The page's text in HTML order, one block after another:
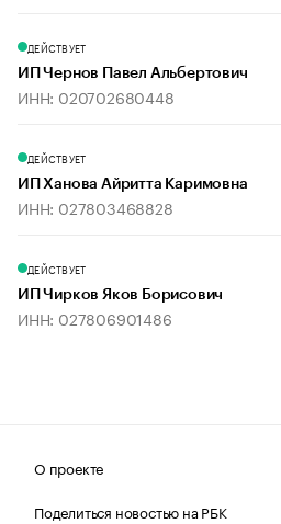
ДЕЙСТВУЕТ
ИП Чернов Павел Альбертович
ИНН: 020702680448
ДЕЙСТВУЕТ
ИП Ханова Айритта Каримовна
ИНН: 027803468828
ДЕЙСТВУЕТ
ИП Чирков Яков Борисович
ИНН: 027806901486
О проекте
Поделиться новостью на РБК